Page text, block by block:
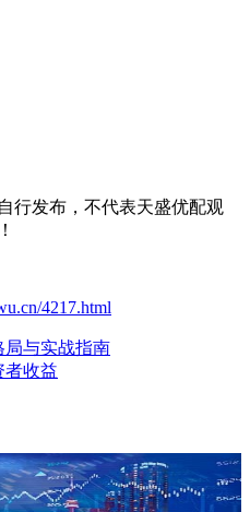
行发布，不代表天盛优配观
4217.html
局与实战指南
者收益